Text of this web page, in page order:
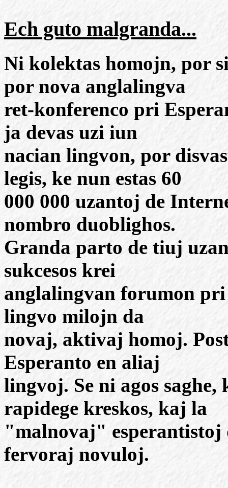
Ech guto malgranda...
Ni kolektas homojn, por
por nova anglalingva
ret-konferenco pri
ja devas uzi iun
nacian lingvon, por
legis, ke nun estas 60
000 000 uzantoj de
nombro duoblighos.
Granda parto de tiuj
sukcesos krei
anglalingvan forumon
lingvo milojn da
novaj, aktivaj homoj.
Esperanto en aliaj
lingvoj. Se ni agos
rapidege kreskos, kaj la
"malnovaj" esperantistoj
fervoraj novuloj.